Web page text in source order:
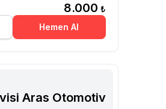
8.000 ₺
Hemen Al
Aras Otomotiv